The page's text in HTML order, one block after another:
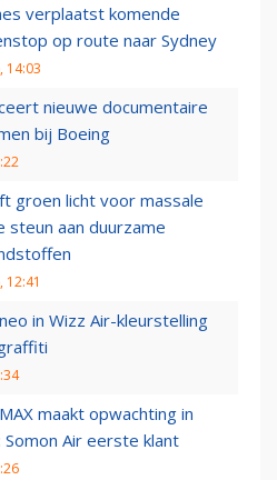
verplaatst komende
op route naar Sydney
14:03
nieuwe documentaire
bij Boeing
groen licht voor massale
steun aan duurzame
12:41
in Wizz Air-kleurstelling
maakt opwachting in
Somon Air eerste klant